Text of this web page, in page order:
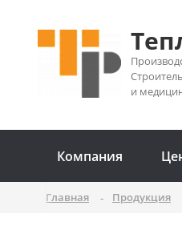
и
Компания
Главная Продукция